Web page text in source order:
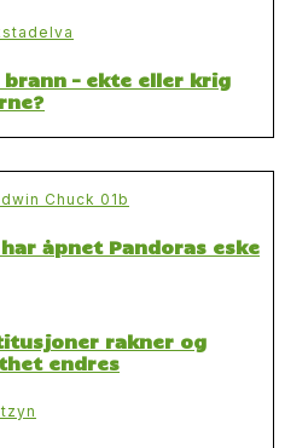
– ekte eller krig
åpnet Pandoras eske
rakner og
endres